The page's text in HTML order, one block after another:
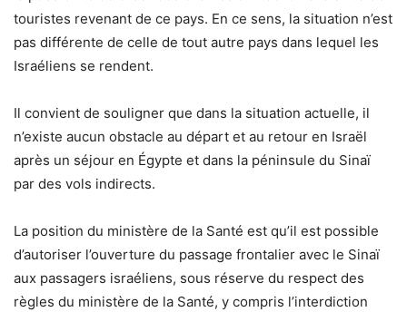
touristes revenant de ce pays. En ce sens, la situation n’est
pas différente de celle de tout autre pays dans lequel les
Israéliens se rendent.
Il convient de souligner que dans la situation actuelle, il
n’existe aucun obstacle au départ et au retour en Israël
après un séjour en Égypte et dans la péninsule du Sinaï
par des vols indirects.
La position du ministère de la Santé est qu’il est possible
d’autoriser l’ouverture du passage frontalier avec le Sinaï
aux passagers israéliens, sous réserve du respect des
règles du ministère de la Santé, y compris l’interdiction